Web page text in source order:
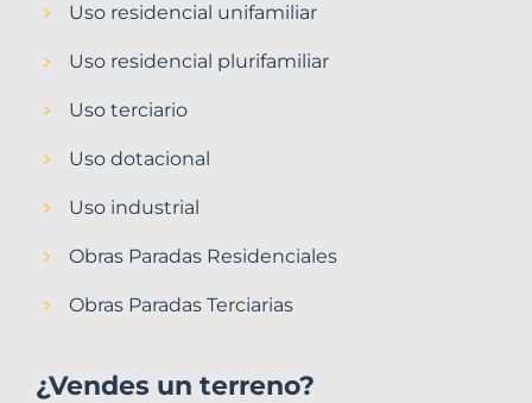
Uso residencial unifamiliar
Uso residencial plurifamiliar
Uso terciario
Uso dotacional
Uso industrial
Obras Paradas Residenciales
Obras Paradas Terciarias
¿Vendes un terreno?